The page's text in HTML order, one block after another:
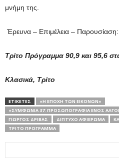
μνήμη της.
Έρευνα – Επιμέλεια – Παρουσίαση:
Τρίτο Πρόγραμμα 90,9 και 95,6
Κλασικά, Τρίτο
ΕΤΙΚΕΤΕΣ
«Η ΕΠΟΧΉ ΤΩΝ ΕΙΚΌΝΩΝ»
«ΣΥΜΦΩΝΊΑ 37: ΠΡΟΣΩΠΟΓΡΑΦΊΑ ΕΝΌΣ
ΓΙΏΡΓΟΣ ΔΡΊΒΑΣ
ΔΊΠΤΥΧΟ ΑΦΙΈΡΩΜΑ
ΤΡΊΤΟ ΠΡΌΓΡΑΜΜΑ